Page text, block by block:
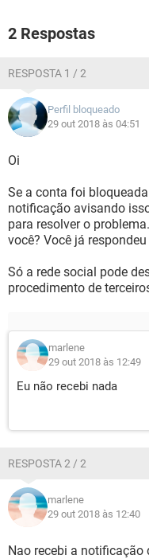
2 Respostas
RESPOSTA 1 / 2
Perfil bloqueado
29 out 2018 às 04:51
Oi
Se a conta foi
notificação avisando
para resolver o
você? Você já
Só a rede social pode
procedimento de
marlene
29 out 2018 às 12:49
Eu não recebi nada
RESPOSTA 2 / 2
marlene
29 out 2018 às 12:40
Nao recebi a notificação